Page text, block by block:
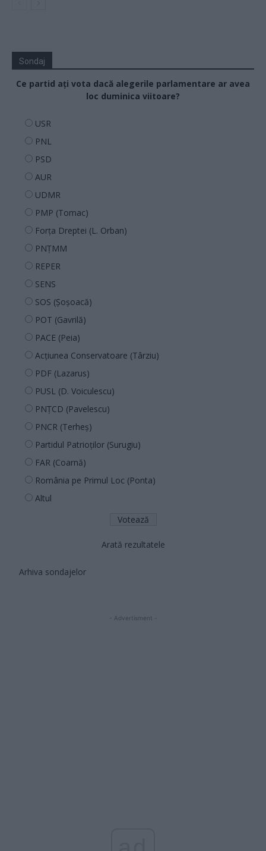
Sondaj
Ce partid ați vota dacă alegerile parlamentare ar avea
loc duminica viitoare?
USR
PNL
PSD
AUR
UDMR
PMP (Tomac)
Forța Dreptei (L. Orban)
PNȚMM
REPER
SENS
SOS (Șoșoacă)
POT (Gavrilă)
PACE (Peia)
Acțiunea Conservatoare (Târziu)
PDF (Lazarus)
PUSL (D. Voiculescu)
PNȚCD (Pavelescu)
PNCR (Terheș)
Partidul Patrioților (Surugiu)
FAR (Coarnă)
România pe Primul Loc (Ponta)
Altul
Arată rezultatele
Arhiva sondajelor
- Advertisment -